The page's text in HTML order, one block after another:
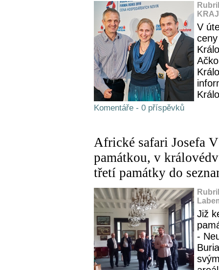
V
Komentáře - 0 příspěvků
Africké safari Josefa
památkou, v
třetí památky do
Již
-